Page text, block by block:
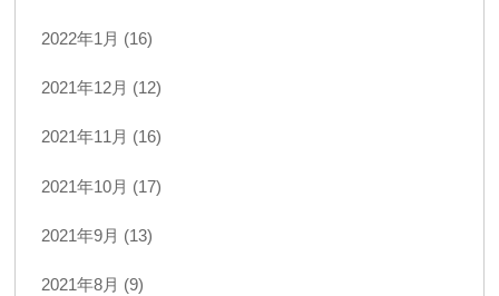
2022年1月 (16)
2021年12月 (12)
2021年11月 (16)
2021年10月 (17)
2021年9月 (13)
2021年8月 (9)